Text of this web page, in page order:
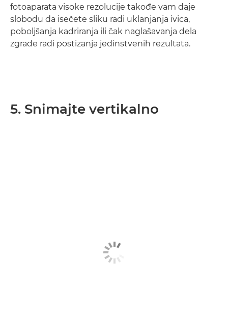
fotoaparata visoke rezolucije takođe vam daje
slobodu da isečete sliku radi uklanjanja ivica,
poboljšanja kadriranja ili čak naglašavanja dela
zgrade radi postizanja jedinstvenih rezultata.
5. Snimajte vertikalno